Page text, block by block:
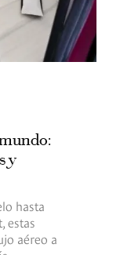
y
hasta
estas
aéreo a